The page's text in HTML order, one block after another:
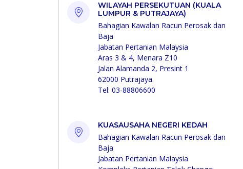
WILAYAH PERSEKUTUAN (KUALA
LUMPUR & PUTRAJAYA)
Bahagian Kawalan Racun Perosak dan
Baja
Jabatan Pertanian Malaysia
Aras 3 & 4, Menara Z10
Jalan Alamanda 2, Presint 1
62000 Putrajaya.
Tel: 03-88806600
KUASAUSAHA NEGERI KEDAH
Bahagian Kawalan Racun Perosak dan
Baja
Jabatan Pertanian Malaysia